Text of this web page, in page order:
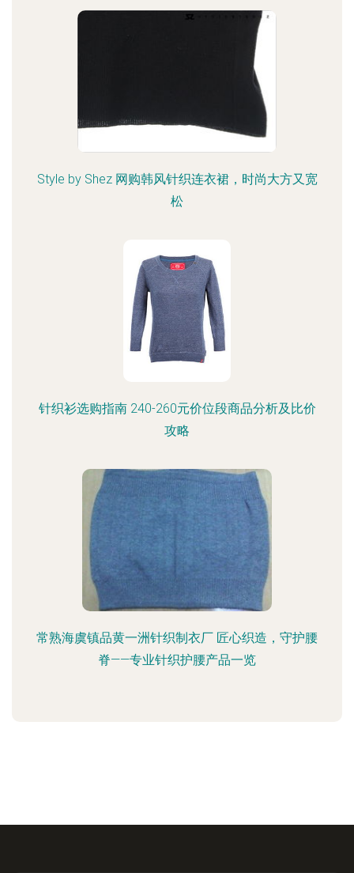
Style by Shez 网购韩风针织连衣裙，时尚大方又宽
松
针织衫选购指南 240-260元价位段商品分析及比价
攻略
常熟海虞镇品黄一洲针织制衣厂 匠心织造，守护腰
脊——专业针织护腰产品一览